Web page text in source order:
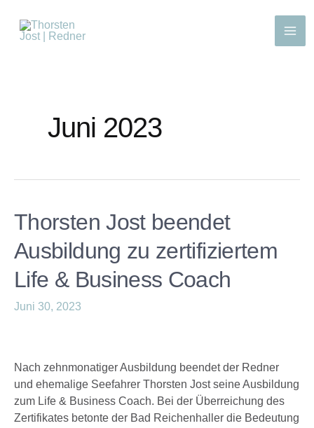
Juni 2023
Thorsten Jost beendet
Ausbildung zu zertifiziertem
Life & Business Coach
Juni 30, 2023
Nach zehnmonatiger Ausbildung beendet der Redner
und ehemalige Seefahrer Thorsten Jost seine Ausbildung
zum Life & Business Coach. Bei der Überreichung des
Zertifikates betonte der Bad Reichenhaller die Bedeutung